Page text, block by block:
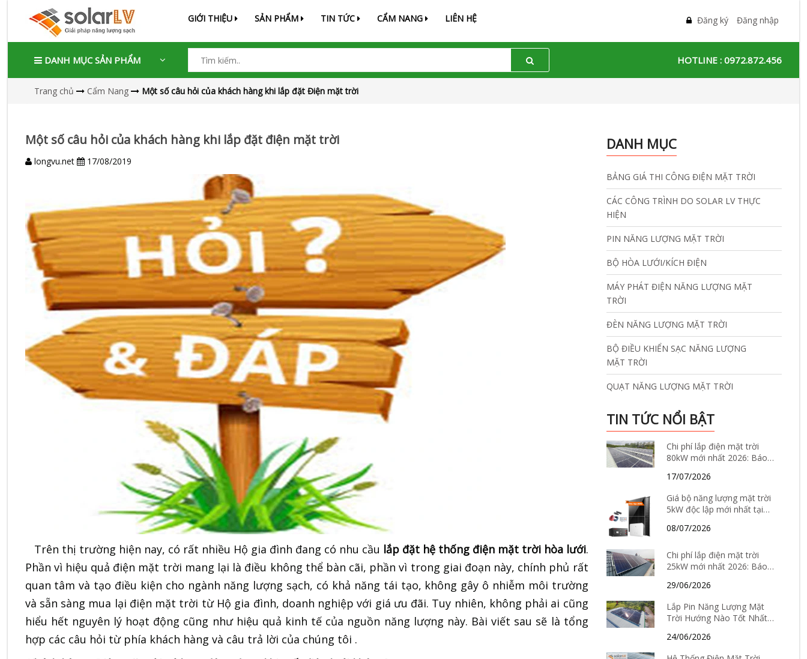
GIỚI THIỆU SẢN PHẨM TIN TỨC CẨM NANG LIÊN HỆ Đăng ký Đăng nhập
DANH MỤC SẢN PHẨM HOTLINE :0972.872.456
Trang chủ Cẩm Nang Một số câu hỏi của khách hàng khi lắp đặt Điện mặt trời
Một số câu hỏi của khách hàng khi lắp đặt điện mặt trời
longvu.net 17/08/2019
Trên thị trường hiện nay, có rất nhiều Hộ gia đình đang có nhu cầu lắp đặt hệ thống điện mặt trời hòa lưới.
Phần vì hiệu quả điện mặt trời mang lại là điều không thể bàn cãi, phần vì trong giai đoạn này, chính phủ rất
quan tâm và tạo điều kiện cho ngành năng lượng sạch, có khả năng tái tạo, không gây ô nhiễm môi trường
và sẵn sàng mua lại điện mặt trời từ Hộ gia đình, doanh nghiệp với giá ưu đãi. Tuy nhiên, không phải ai cũng
hiểu hết nguyên lý hoạt động cũng như hiệu quả kinh tế của nguồn năng lượng này. Bài viết sau sẽ là tổng
hợp các câu hỏi từ phía khách hàng và câu trả lời của chúng tôi .
DANH MỤC
BẢNG GIÁ THI CÔNG ĐIỆN MẶT TRỜI
CÁC CÔNG TRÌNH DO SOLAR LV THỰC
HIỆN
PIN NĂNG LƯỢNG MẶT TRỜI
BỘ HÒA LƯỚI/KÍCH ĐIỆN
MÁY PHÁT ĐIỆN NĂNG LƯỢNG MẶT
TRỜI
ĐÈN NĂNG LƯỢNG MẶT TRỜI
BỘ ĐIỀU KHIỂN SẠC NĂNG LƯỢNG
MẶT TRỜI
QUẠT NĂNG LƯỢNG MẶT TRỜI
TIN TỨC NỔI BẬT
Chi phí lắp điện mặt trời
80kW mới nhất 2026: Báo
giải pháp tiết kiệm điện hiệu
quả
17/07/2026
Giá bộ năng lượng mặt trời
5kW độc lập mới nhất tại
chi tiết, cấu hình và tư vấn
08/07/2026
Chi phí lắp điện mặt trời
25kW mới nhất 2026: Báo
vốn
29/06/2026
Lắp Pin Năng Lượng Mặt
Trời Hướng Nào Tốt Nhất?
tỉnh thành
24/06/2026